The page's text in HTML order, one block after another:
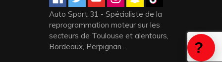
Auto Sport 31 - Spécialiste de la
reprogrammation moteur sur les
secteurs de Toulouse et alentours,
Bordeaux, Perpignan...